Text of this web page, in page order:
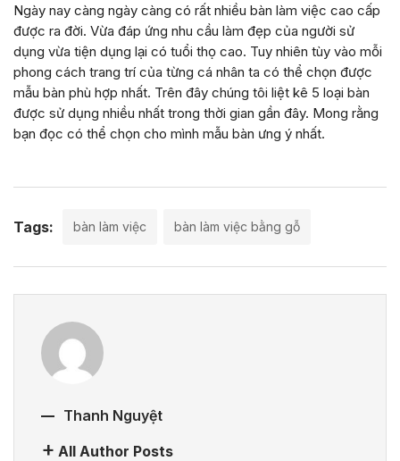
Ngày nay càng ngày càng có rất nhiều bàn làm việc cao cấp
được ra đời. Vừa đáp ứng nhu cầu làm đẹp của người sử
dụng vừa tiện dụng lại có tuổi thọ cao. Tuy nhiên tùy vào mỗi
phong cách trang trí của từng cá nhân ta có thể chọn được
mẫu bàn phù hợp nhất. Trên đây chúng tôi liệt kê 5 loại bàn
được sử dụng nhiều nhất trong thời gian gần đây. Mong rằng
bạn đọc có thể chọn cho mình mẫu bàn ưng ý nhất.
Tags: bàn làm việc bàn làm việc bằng gỗ
Thanh Nguyệt
All Author Posts